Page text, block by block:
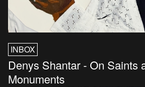
INBOX
Denys Shantar - On Saints
Monuments